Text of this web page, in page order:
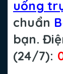
uống
chuẩn
bạn.
(24/7):